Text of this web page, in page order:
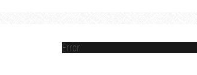
Error